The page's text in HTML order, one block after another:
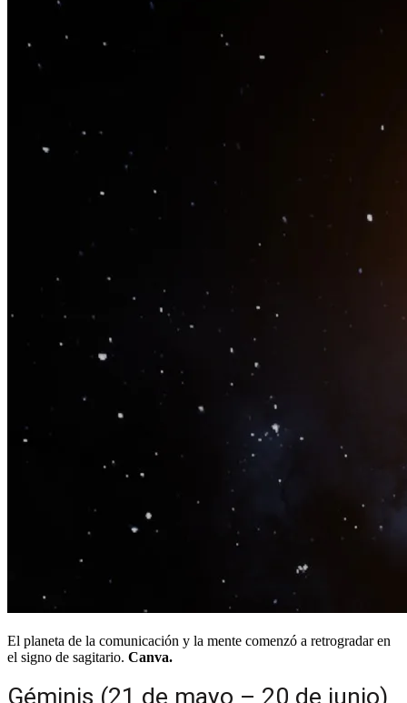
El planeta de la comunicación y la mente comenzó a retrogradar en
el signo de sagitario. Canva.
Géminis (21 de mayo – 20 de junio)